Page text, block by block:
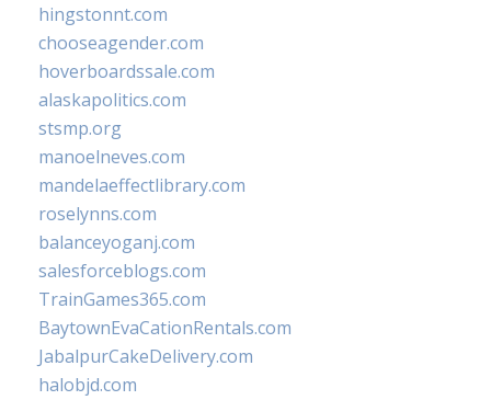
hingstonnt.com
chooseagender.com
hoverboardssale.com
alaskapolitics.com
stsmp.org
manoelneves.com
mandelaeffectlibrary.com
roselynns.com
balanceyoganj.com
salesforceblogs.com
TrainGames365.com
BaytownEvaCationRentals.com
JabalpurCakeDelivery.com
halobjd.com